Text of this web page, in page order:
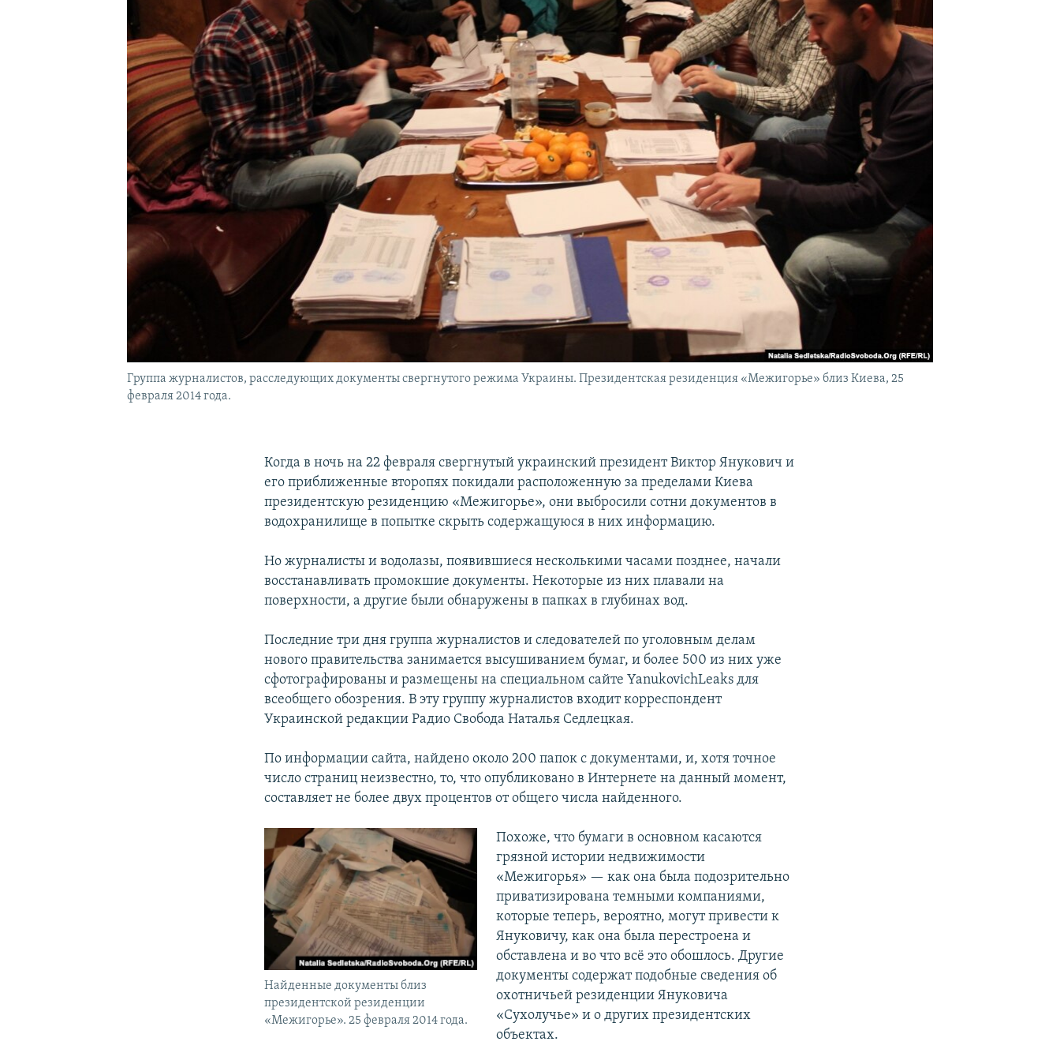
Группа журналистов, расследующих документы свергнутого режима Украины. Президентская резиденция «Межигорье» близ Киева, 25
февраля 2014 года.
Когда в ночь на 22 февраля свергнутый украинский президент Виктор Янукович и
его приближенные второпях покидали расположенную за пределами Киева
президентскую резиденцию «Межигорье», они выбросили сотни документов в
водохранилище в попытке скрыть содержащуюся в них информацию.
Но журналисты и водолазы, появившиеся несколькими часами позднее, начали
восстанавливать промокшие документы. Некоторые из них плавали на
поверхности, а другие были обнаружены в папках в глубинах вод.
Последние три дня группа журналистов и следователей по уголовным делам
нового правительства занимается высушиванием бумаг, и более 500 из них уже
сфотографированы и размещены на специальном сайте YanukovichLeaks для
всеобщего обозрения. В эту группу журналистов входит корреспондент
Украинской редакции Радио Свобода Наталья Седлецкая.
По информации сайта, найдено около 200 папок с документами, и, хотя точное
число страниц неизвестно, то, что опубликовано в Интернете на данный момент,
составляет не более двух процентов от общего числа найденного.
Найденные документы близ
президентской резиденции
«Межигорье». 25 февраля 2014 года.
Похоже, что бумаги в основном касаются
грязной истории недвижимости
«Межигорья» — как она была подозрительно
приватизирована темными компаниями,
которые теперь, вероятно, могут привести к
Януковичу, как она была перестроена и
обставлена и во что всё это обошлось. Другие
документы содержат подобные сведения об
охотничьей резиденции Януковича
«Сухолучье» и о других президентских
объектах.